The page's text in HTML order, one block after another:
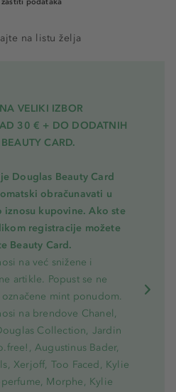
na listu želja
VELIKI IZBOR
30 € + DO DODATNIH
CARD.
Douglas Beauty Card
obračunavati u
iznosu kupovine. Ako ste
registracije možete
Beauty Card.
na već snižene i
artikle. Popust se ne
mint ponudom.
na brendove Chanel,
Collection, Jardin
Augustinus Bader,
Xerjoff, Too Faced, Kylie
Morphe, Kylie